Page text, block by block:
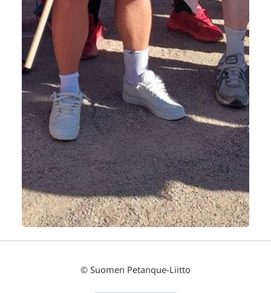
© Suomen Petanque-Liitto